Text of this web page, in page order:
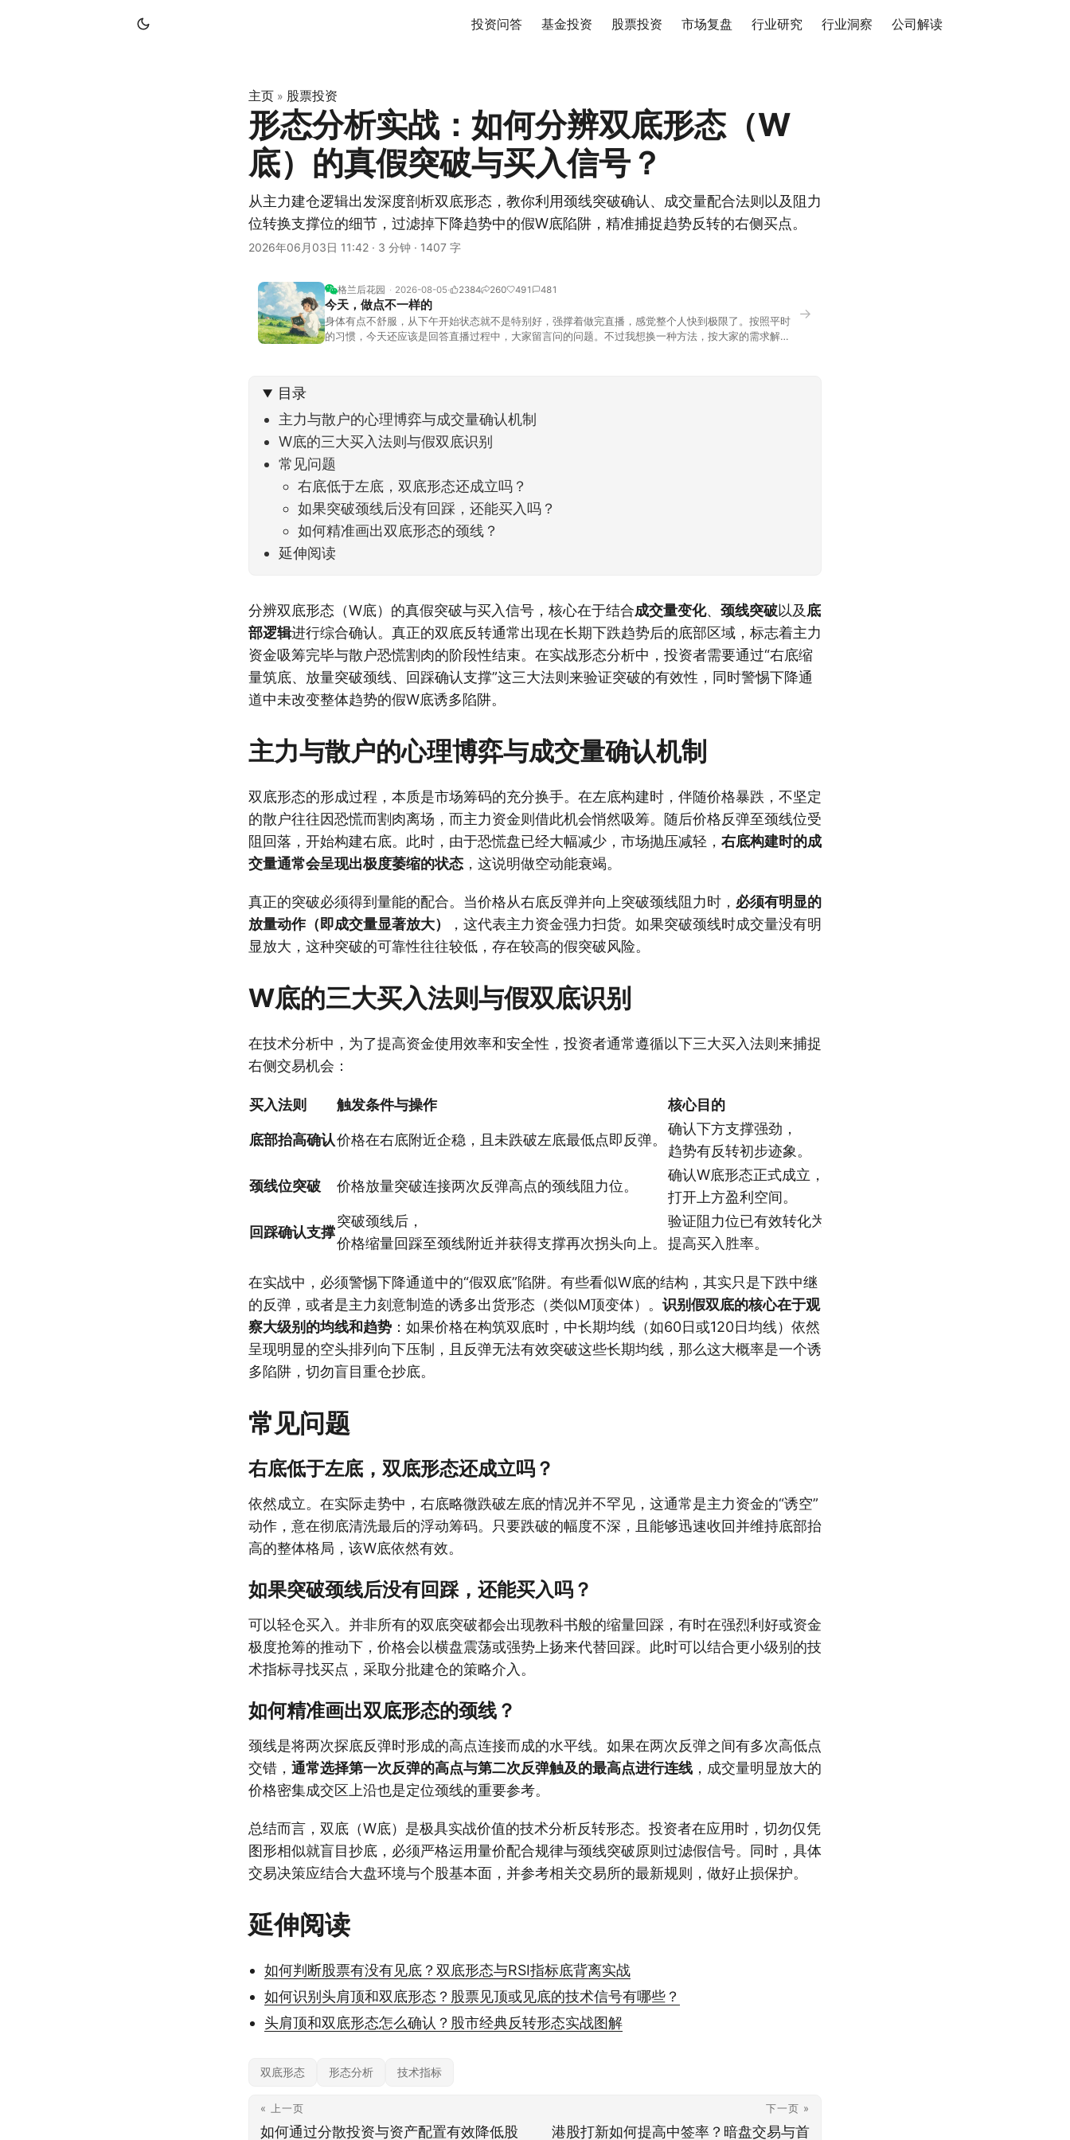
投资问答 基金投资 股票投资 市场复盘 行业研究 行业洞察 公司解读
主页 » 股票投资
形态分析实战：如何分辨双底形态（W
底）的真假突破与买入信号？
从主力建仓逻辑出发深度剖析双底形态，教你利用颈线突破确认、成交量配合法则以及阻力
位转换支撑位的细节，过滤掉下降趋势中的假W底陷阱，精准捕捉趋势反转的右侧买点。
2026年06月03日 11:42 · 3 分钟 · 1407 字
格兰后花园 2026-08-05 2384 260 491 481
今天，做点不一样的
身体有点不舒服，从下午开始状态就不是特别好，强撑着做完直播，感觉整个人快到极限了。按照平时
的习惯，今天还应该是回答直播过程中，大家留言问的问题。不过我想换一种方法，按大家的需求解
→
目录
主力与散户的心理博弈与成交量确认机制
W底的三大买入法则与假双底识别
常见问题
右底低于左底，双底形态还成立吗？
如果突破颈线后没有回踩，还能买入吗？
如何精准画出双底形态的颈线？
延伸阅读
分辨双底形态（W底）的真假突破与买入信号，核心在于结合成交量变化、 颈线突破以及 底
部逻辑进行综合确认。真正的双底反转通常出现在长期下跌趋势后的底部区域，标志着主力
资金吸筹完毕与散户恐慌割肉的阶段性结束。在实战形态分析中，投资者需要通过“右底缩
量筑底、放量突破颈线、回踩确认支撑”这三大法则来验证突破的有效性，同时警惕下降通
道中未改变整体趋势的假W底诱多陷阱。
主力与散户的心理博弈与成交量确认机制
双底形态的形成过程，本质是市场筹码的充分换手。在左底构建时，伴随价格暴跌，不坚定
的散户往往因恐慌而割肉离场，而主力资金则借此机会悄然吸筹。随后价格反弹至颈线位受
阻回落，开始构建右底。此时，由于恐慌盘已经大幅减少，市场抛压减轻， 右底构建时的成
交量通常会呈现出极度萎缩的状态 ，这说明做空动能衰竭。
真正的突破必须得到量能的配合。当价格从右底反弹并向上突破颈线阻力时， 必须有明显的
放量动作（即成交量显著放大）
，这代表主力资金强力扫货。如果突破颈线时成交量没有明
显放大，这种突破的可靠性往往较低，存在较高的假突破风险。
W底的三大买入法则与假双底识别
在技术分析中，为了提高资金使用效率和安全性，投资者通常遵循以下三大买入法则来捕捉
右侧交易机会：
买入法则 触发条件与操作 核心目的
底部抬高确认价格在右底附近企稳，且未跌破左底最低点即反弹。
确认下方支撑强劲，
趋势有反转初步迹象。
颈线位突破 价格放量突破连接两次反弹高点的颈线阻力位。
确认W底形态正式成立，
打开上方盈利空间。
回踩确认支撑
突破颈线后，
价格缩量回踩至颈线附近并获得支撑再次拐头向上。
验证阻力位已有效转化为支撑位，
提高买入胜率。
在实战中，必须警惕下降通道中的“假双底”陷阱。有些看似W底的结构，其实只是下跌中继
的反弹，或者是主力刻意制造的诱多出货形态（类似M顶变体）。 识别假双底的核心在于观
察大级别的均线和趋势 ：如果价格在构筑双底时，中长期均线（如60日或120日均线）依然
呈现明显的空头排列向下压制，且反弹无法有效突破这些长期均线，那么这大概率是一个诱
多陷阱，切勿盲目重仓抄底。
常见问题
右底低于左底，双底形态还成立吗？
依然成立。在实际走势中，右底略微跌破左底的情况并不罕见，这通常是主力资金的“诱空”
动作，意在彻底清洗最后的浮动筹码。只要跌破的幅度不深，且能够迅速收回并维持底部抬
高的整体格局，该W底依然有效。
如果突破颈线后没有回踩，还能买入吗？
可以轻仓买入。并非所有的双底突破都会出现教科书般的缩量回踩，有时在强烈利好或资金
极度抢筹的推动下，价格会以横盘震荡或强势上扬来代替回踩。此时可以结合更小级别的技
术指标寻找买点，采取分批建仓的策略介入。
如何精准画出双底形态的颈线？
颈线是将两次探底反弹时形成的高点连接而成的水平线。如果在两次反弹之间有多次高低点
交错， 通常选择第一次反弹的高点与第二次反弹触及的最高点进行连线 ，成交量明显放大的
价格密集成交区上沿也是定位颈线的重要参考。
总结而言，双底（W底）是极具实战价值的技术分析反转形态。投资者在应用时，切勿仅凭
图形相似就盲目抄底，必须严格运用量价配合规律与颈线突破原则过滤假信号。同时，具体
交易决策应结合大盘环境与个股基本面，并参考相关交易所的最新规则，做好止损保护。
延伸阅读
如何判断股票有没有见底？双底形态与RSI指标底背离实战
如何识别头肩顶和双底形态？股票见顶或见底的技术信号有哪些？
头肩顶和双底形态怎么确认？股市经典反转形态实战图解
双底形态 形态分析 技术指标
« 上一页
如何通过分散投资与资产配置有效降低股
下一页 »
港股打新如何提高中签率？暗盘交易与首